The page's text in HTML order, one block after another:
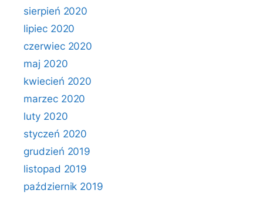
sierpień 2020
lipiec 2020
czerwiec 2020
maj 2020
kwiecień 2020
marzec 2020
luty 2020
styczeń 2020
grudzień 2019
listopad 2019
październik 2019